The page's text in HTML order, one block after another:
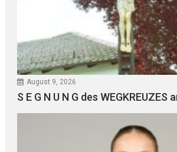
August 9, 2026
S E G N U N G des WEGKREUZES